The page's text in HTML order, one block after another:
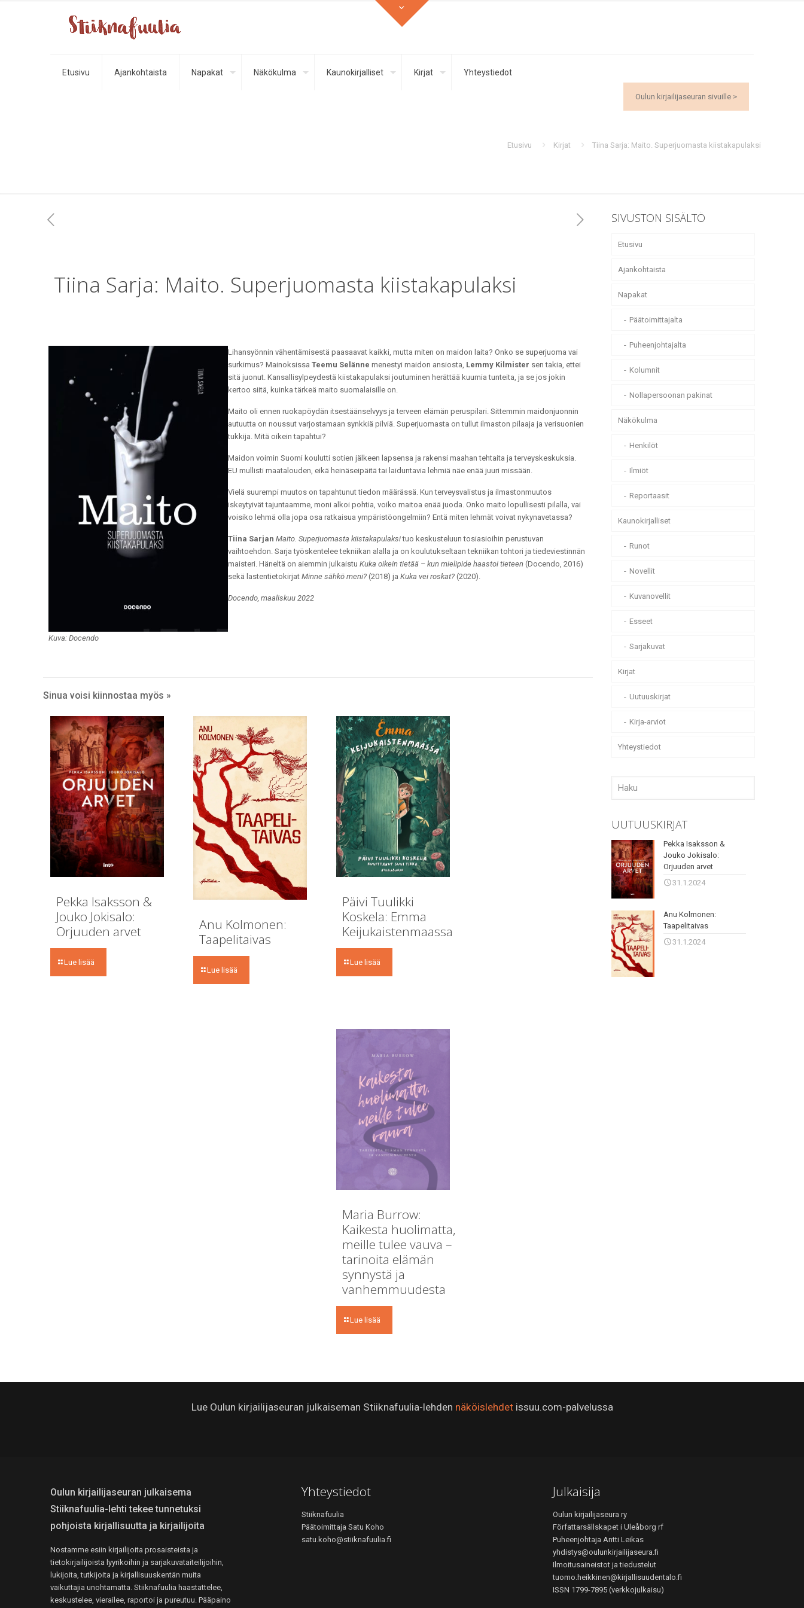
Etusivu Ajankohtaista Napakat Näkökulma Kaunokirjalliset Kirjat Yhteystiedot
Oulun kirjailijaseuran sivuille >
Etusivu Kirjat Tiina Sarja: Maito. Superjuomasta kiistakapulaksi
Tiina Sarja: Maito. Superjuomasta kiistakapulaksi
Kuva: Docendo
Lihansyönnin vähentämisestä paasaavat kaikki, mutta miten on maidon laita? Onko se superjuoma vai
surkimus? MainoksissaTeemu Selänne menestyi maidon ansiosta, Lemmy Kilmister sen takia, ettei
sitä juonut. Kansallisylpeydestä kiistakapulaksi joutuminen herättää kuumia tunteita, ja se jos jokin
kertoo siitä, kuinka tärkeä maito suomalaisille on.
Maito oli ennen ruokapöydän itsestäänselvyys ja terveen elämän peruspilari. Sittemmin maidonjuonnin
autuutta on noussut varjostamaan synkkiä pilviä. Superjuomasta on tullut ilmaston pilaaja ja verisuonien
tukkija. Mitä oikein tapahtui?
Maidon voimin Suomi koulutti sotien jälkeen lapsensa ja rakensi maahan tehtaita ja terveyskeskuksia.
EU mullisti maatalouden, eikä heinäseipäitä tai laiduntavia lehmiä näe enää juuri missään.
Vielä suurempi muutos on tapahtunut tiedon määrässä. Kun terveysvalistus ja ilmastonmuutos
iskeytyivät tajuntaamme, moni alkoi pohtia, voiko maitoa enää juoda. Onko maito lopullisesti pilalla, vai
voisiko lehmä olla jopa osa ratkaisua ympäristöongelmiin? Entä miten lehmät voivat nykynavetassa?
Tiina Sarjan Maito. Superjuomasta kiistakapulaksituo keskusteluun tosiasioihin perustuvan
vaihtoehdon. Sarja työskentelee tekniikan alalla ja on koulutukseltaan tekniikan tohtori ja tiedeviestinnän
maisteri. Häneltä on aiemmin julkaistuKuka oikein tietää – kun mielipide haastoi tieteen (Docendo, 2016)
sekä lastentietokirjatMinne sähkö meni? (2018) jaKuka vei roskat? (2020).
Docendo, maaliskuu 2022
Sinua voisi kiinnostaa myös »
Pekka Isaksson &
Jouko Jokisalo:
Orjuuden arvet
Lue lisää
Anu Kolmonen:
Taapelitaivas
Lue lisää
Päivi Tuulikki
Koskela: Emma
Keijukaistenmaassa
Lue lisää
Maria Burrow:
Kaikesta huolimatta,
meille tulee vauva –
tarinoita elämän
synnystä ja
vanhemmuudesta
Lue lisää
SIVUSTON SISÄLTÖ
Etusivu
Ajankohtaista
Napakat
Päätoimittajalta
Puheenjohtajalta
Kolumnit
Nollapersoonan pakinat
Näkökulma
Henkilöt
Ilmiöt
Reportaasit
Kaunokirjalliset
Runot
Novellit
Kuvanovellit
Esseet
Sarjakuvat
Kirjat
Uutuuskirjat
Kirja-arviot
Yhteystiedot
UUTUUSKIRJAT
Pekka Isaksson &
Jouko Jokisalo:
Orjuuden arvet
31.1.2024
Anu Kolmonen:
Taapelitaivas
31.1.2024
Lue Oulun kirjailijaseuran julkaiseman Stiiknafuulia-lehden näköislehdetissuu.com-palvelussa
Oulun kirjailijaseuran julkaisema
Stiiknafuulia-lehti tekee tunnetuksi
pohjoista kirjallisuutta ja kirjailijoita
Nostamme esiin kirjailijoita prosaisteista ja
tietokirjailijoista lyyrikoihin ja sarjakuvataiteilijoihin,
lukijoita, tutkijoita ja kirjallisuuskentän muita
vaikuttajia unohtamatta. Stiiknafuulia haastattelee,
keskustelee, vierailee, raportoi ja pureutuu. Pääpaino
Yhteystiedot
Stiiknafuulia
Päätoimittaja Satu Koho
satu.koho@stiiknafuulia.fi
Julkaisija
Oulun kirjailijaseura ry
Författarsällskapet i Uleåborg rf
Puheenjohtaja Antti Leikas
yhdistys@oulunkirjailijaseura.fi
Ilmoitusaineistot ja tiedustelut
tuomo.heikkinen@kirjallisuudentalo.fi
ISSN 1799-7895 (verkkojulkaisu)